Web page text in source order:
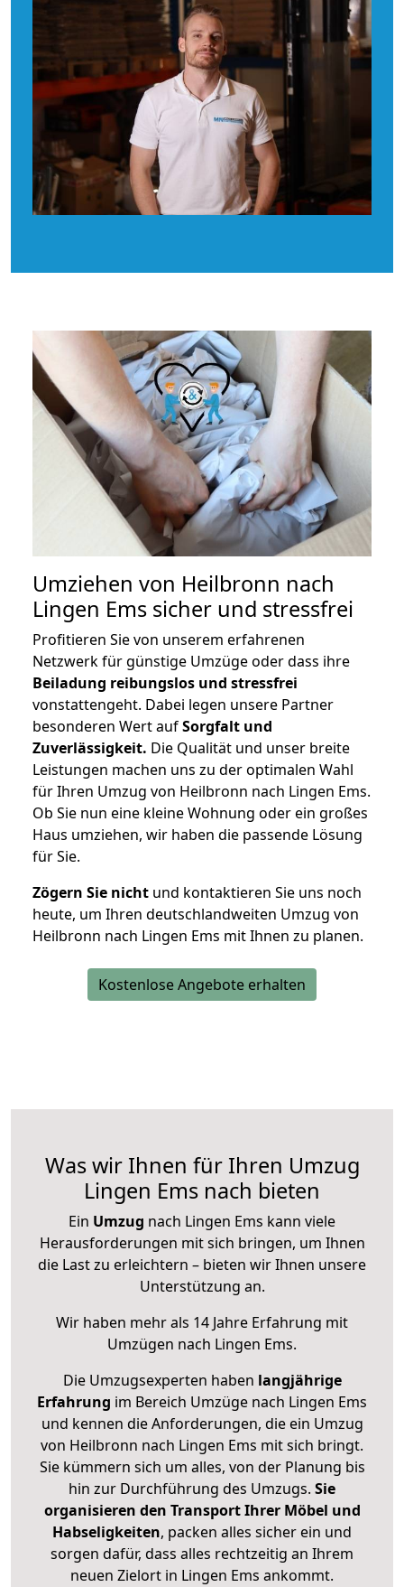
Umziehen von Heilbronn nach
Lingen Ems sicher und stressfrei
Profitieren Sie von unserem erfahrenen
Netzwerk für günstige Umzüge oder dass ihre
Beiladung reibungslos und stressfrei
vonstattengeht. Dabei legen unsere Partner
besonderen Wert aufSorgfalt und
Zuverlässigkeit. Die Qualität und unser breite
Leistungen machen uns zu der optimalen Wahl
für Ihren Umzug von Heilbronn nach Lingen Ems.
Ob Sie nun eine kleine Wohnung oder ein großes
Haus umziehen, wir haben die passende Lösung
für Sie.
Zögern Sie nicht und kontaktieren Sie uns noch
heute, um Ihren deutschlandweiten Umzug von
Heilbronn nach Lingen Ems mit Ihnen zu planen.
Kostenlose Angebote erhalten
Was wir Ihnen für Ihren Umzug
Lingen Ems nach bieten
Ein Umzug nach Lingen Ems kann viele
Herausforderungen mit sich bringen, um Ihnen
die Last zu erleichtern – bieten wir Ihnen unsere
Unterstützung an.
Wir haben mehr als 14 Jahre Erfahrung mit
Umzügen nach Lingen Ems.
Die Umzugsexperten haben langjährige
Erfahrung im Bereich Umzüge nach Lingen Ems
und kennen die Anforderungen, die ein Umzug
von Heilbronn nach Lingen Ems mit sich bringt.
Sie kümmern sich um alles, von der Planung bis
hin zur Durchführung des Umzugs. Sie
organisieren den Transport Ihrer Möbel und
Habseligkeiten, packen alles sicher ein und
sorgen dafür, dass alles rechtzeitig an Ihrem
neuen Zielort in Lingen Ems ankommt.